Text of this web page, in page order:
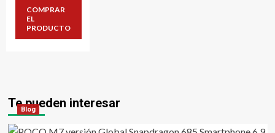
original
442,9 €.
COMPRAR
EL
PRODUCTO
Te pueden interesar
Blog